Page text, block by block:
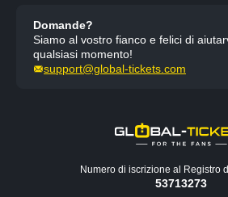
Domande?
Siamo al vostro fianco e felici di
qualsiasi momento!
support@global-tickets.com
Numero di iscrizione al Registro
53713273